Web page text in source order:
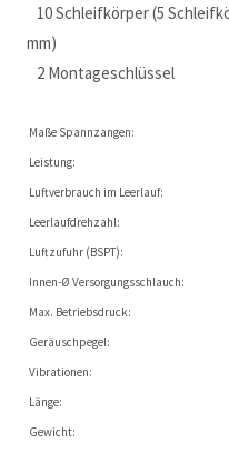
10 Schleifkörper (5
mm)
2 Montageschlüssel
Maße Spannzangen:
Leistung:
Luftverbrauch im Leerlauf:
Leerlaufdrehzahl:
Luftzufuhr (BSPT):
Innen-Ø Versorgungsschlauch:
Max. Betriebsdruck:
Geräuschpegel:
Vibrationen:
Länge:
Gewicht: